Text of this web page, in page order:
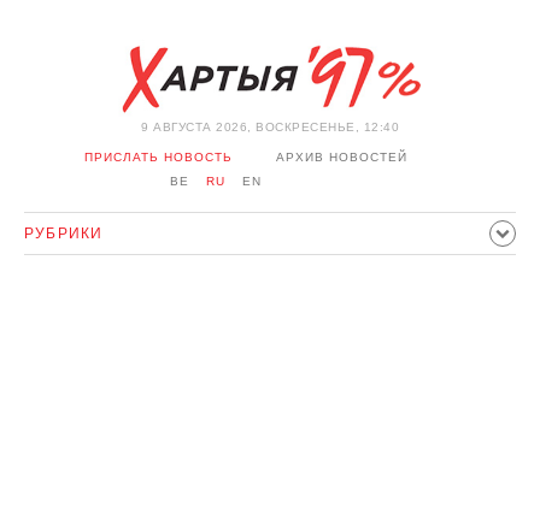
9 АВГУСТА 2026, ВОСКРЕСЕНЬЕ, 12:40
ПРИСЛАТЬ НОВОСТЬ
АРХИВ НОВОСТЕЙ
BE
RU EN
РУБРИКИ